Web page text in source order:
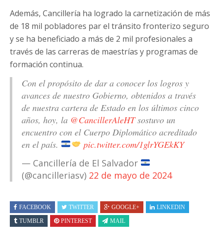
Además, Cancillería ha logrado la carnetización de más
de 18 mil pobladores par el tránsito fronterizo seguro
y se ha beneficiado a más de 2 mil profesionales a
través de las carreras de maestrías y programas de
formación continua.
Con el propósito de dar a conocer los logros y
avances de nuestro Gobierno, obtenidos a través
de nuestra cartera de Estado en los últimos cinco
años, hoy, la @CancillerAleHTsostuvo un
encuentro con el Cuerpo Diplomático acreditado
en el país.
pic.twitter.com/1glrYGEkKY
— Cancillería de El Salvador
(@cancilleriasv) 22 de mayo de 2024
FACEBOOK TWITTER GOOGLE+
LINKEDIN
TUMBLR
PINTEREST MAIL